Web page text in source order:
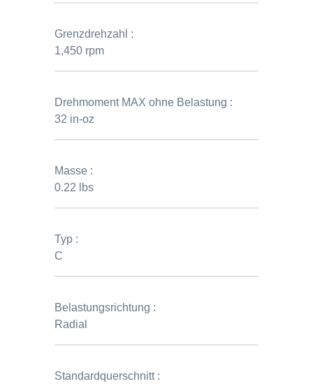
Grenzdrehzahl :
1,450 rpm
Drehmoment MAX ohne Belastung :
32 in-oz
Masse :
0.22 lbs
Typ :
C
Belastungsrichtung :
Radial
Standardquerschnitt :